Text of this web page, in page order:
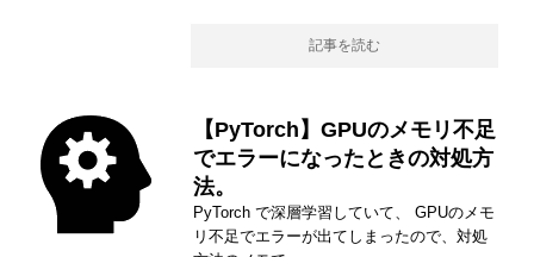
記事を読む
【PyTorch】GPUのメモリ不足
でエラーになったときの対処方
法。
PyTorch で深層学習していて、 GPUのメモ
リ不足でエラーが出てしまったので、対処